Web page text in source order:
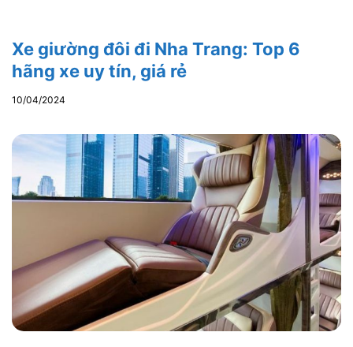
Xe giường đôi đi Nha Trang: Top 6
hãng xe uy tín, giá rẻ
10/04/2024